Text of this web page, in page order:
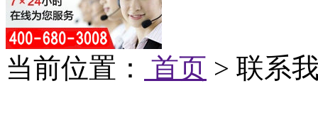
当前位置： 首页 > 联系